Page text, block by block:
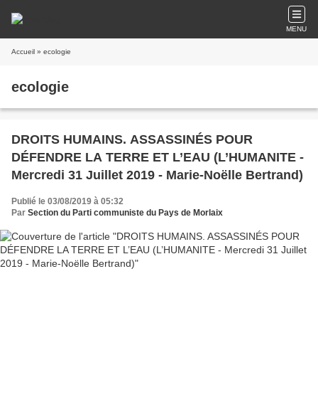
MENU
Accueil » ecologie
ecologie
DROITS HUMAINS. ASSASSINÉS POUR
DÉFENDRE LA TERRE ET L’EAU (L’HUMANITE -
Mercredi 31 Juillet 2019 - Marie-Noëlle Bertrand)
Publié le 03/08/2019 à 05:32
Par Section du Parti communiste du Pays de Morlaix